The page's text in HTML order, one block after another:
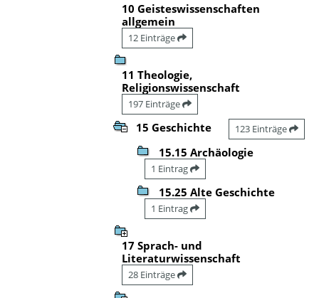
10 Geisteswissenschaften
allgemein
12 Einträge
11 Theologie,
Religionswissenschaft
197 Einträge
15 Geschichte 123 Einträge
15.15 Archäologie
1 Eintrag
15.25 Alte Geschichte
1 Eintrag
17 Sprach- und
Literaturwissenschaft
28 Einträge